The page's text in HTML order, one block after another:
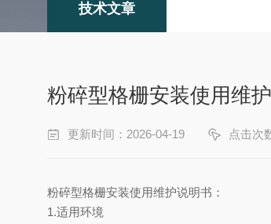
技术文章
粉碎型格栅安装使用维
更新时间：2026-04-19 点击次
粉碎型格栅安装使用维护说明书 ：
1.适用环境